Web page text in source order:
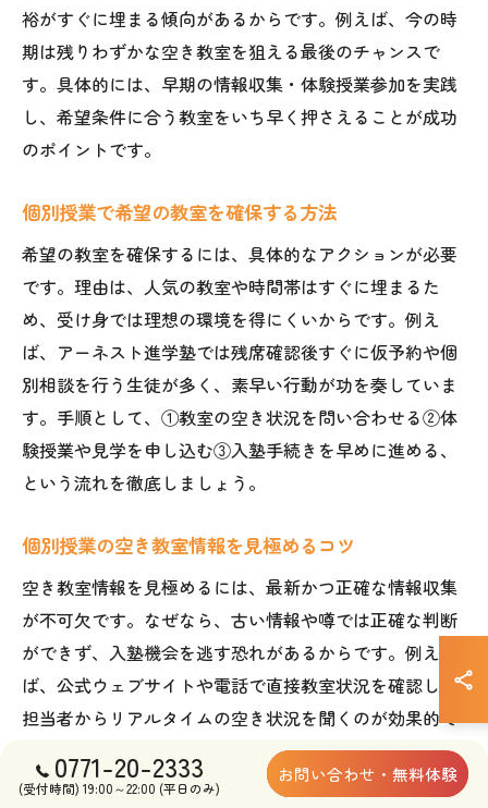
裕がすぐに埋まる傾向があるからです。例えば、今の時
期は残りわずかな空き教室を狙える最後のチャンスで
す。具体的には、早期の情報収集・体験授業参加を実践
し、希望条件に合う教室をいち早く押さえることが成功
のポイントです。
個別授業で希望の教室を確保する方法
希望の教室を確保するには、具体的なアクションが必要
です。理由は、人気の教室や時間帯はすぐに埋まるた
め、受け身では理想の環境を得にくいからです。例え
ば、アーネスト進学塾では残席確認後すぐに仮予約や個
別相談を行う生徒が多く、素早い行動が功を奏していま
す。手順として、①教室の空き状況を問い合わせる②体
験授業や見学を申し込む③入塾手続きを早めに進める、
という流れを徹底しましょう。
個別授業の空き教室情報を見極めるコツ
空き教室情報を見極めるには、最新かつ正確な情報収集
が不可欠です。なぜなら、古い情報や噂では正確な判断
ができず、入塾機会を逃す恐れがあるからです。例え
ば、公式ウェブサイトや電話で直接教室状況を確認し、
担当者からリアルタイムの空き状況を聞くのが効果的で
す。また、見学時に教室の雰囲気や設備もチェックし、
納得した上で決断することが賢明です。
0771-20-2333
(受付時間) 19:00～22:00 (平日のみ)
お問い合わせ・無料体験